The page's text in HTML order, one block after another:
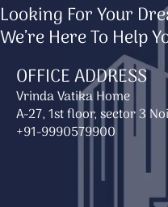
Looking For Your
We’re Here To Help
OFFICE ADDRESS
Vrinda Vatika Home
A-27, 1st floor, sector 3
+91-9990579900